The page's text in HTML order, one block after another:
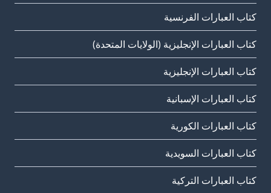
كتاب العبارات الفرنسية
كتاب العبارات الإنجليزية (الولايات المتحدة)
كتاب العبارات الإنجليزية
كتاب العبارات الإسبانية
كتاب العبارات الكورية
كتاب العبارات السويدية
كتاب العبارات التركية